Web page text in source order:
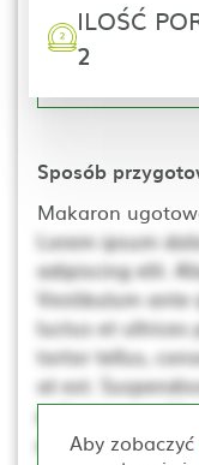
ILOŚĆ
2
Sposób
Makaron
Lorem ipsum
adipiscing elit.
Vestibulum ante
luctus et ultrices
tortor tellus,
at est.
pellentesque. Ut
posuere. Nulla
Aby zobaczyć